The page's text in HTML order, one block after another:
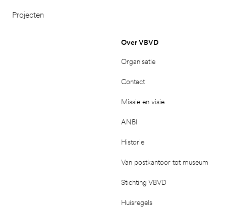
Projecten
Over VBVD
Organisatie
Contact
Missie en visie
ANBI
Historie
Van postkantoor tot museum
Stichting VBVD
Huisregels